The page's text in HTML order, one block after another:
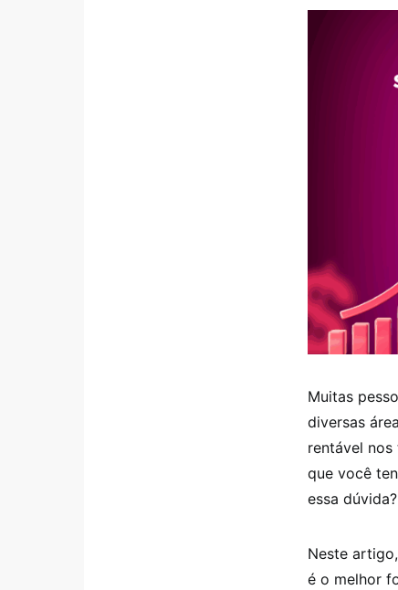
Muitas
diversas
rentável nos
que você
essa dúvida?
Neste
é o melhor